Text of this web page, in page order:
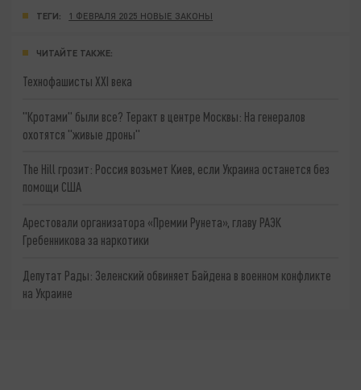
ТЕГИ: 1 ФЕВРАЛЯ 2025 НОВЫЕ ЗАКОНЫ
ЧИТАЙТЕ ТАКЖЕ:
Технофашисты XXI века
"Кротами" были все? Теракт в центре Москвы: На генералов
охотятся "живые дроны"
The Hill грозит: Россия возьмет Киев, если Украина останется без
помощи США
Арестовали организатора «Премии Рунета», главу РАЭК
Гребенникова за наркотики
Депутат Рады: Зеленский обвиняет Байдена в военном конфликте
на Украине